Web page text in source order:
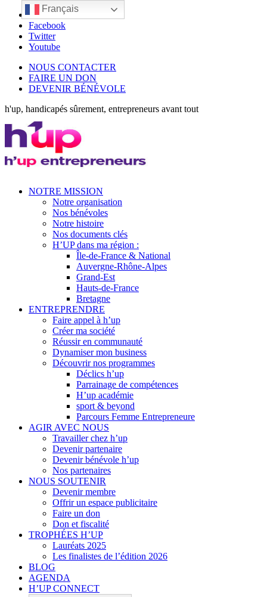
LinkedIn
Facebook
Twitter
Youtube
NOUS CONTACTER
FAIRE UN DON
DEVENIR BÉNÉVOLE
h'up, handicapés sûrement, entrepreneurs avant tout
NOTRE MISSION
Notre organisation
Nos bénévoles
Notre histoire
Nos documents clés
H’UP dans ma région :
Île-de-France & National
Auvergne-Rhône-Alpes
Grand-Est
Hauts-de-France
Bretagne
ENTREPRENDRE
Faire appel à h’up
Créer ma société
Réussir en communauté
Dynamiser mon business
Découvrir nos programmes
Déclics h’up
Parrainage de compétences
H’up académie
sport & beyond
Parcours Femme Entrepreneure
AGIR AVEC NOUS
Travailler chez h’up
Devenir partenaire
Devenir bénévole h’up
Nos partenaires
NOUS SOUTENIR
Devenir membre
Offrir un espace publicitaire
Faire un don
Don et fiscalité
TROPHÉES H’UP
Lauréats 2025
Les finalistes de l’édition 2026
BLOG
AGENDA
H’UP CONNECT
Français